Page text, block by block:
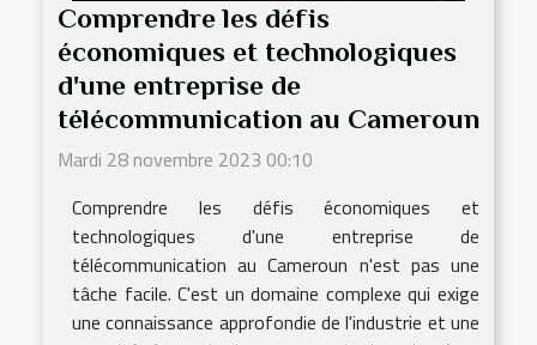
Comprendre les défis
économiques et technologiques
d'une entreprise de
télécommunication au Cameroun
Mardi 28 novembre 2023 00:10
Comprendre les défis économiques et
technologiques d'une entreprise de
télécommunication au Cameroun n'est pas une
tâche facile. C'est un domaine complexe qui exige
une connaissance approfondie de l'industrie et une